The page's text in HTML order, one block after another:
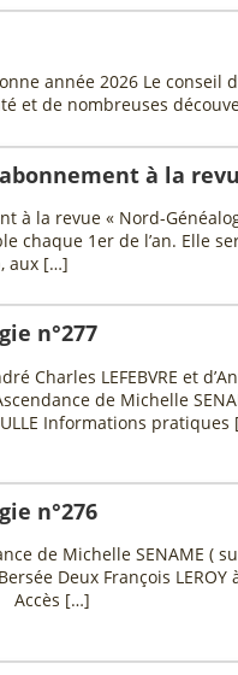
année 2026 Le
et de nombreuses
à la
à la revue « Nord-
chaque 1er de l’an. Elle
aux […]
n°277
Charles LEFEBVRE et
de Michelle
Informations
n°276
de Michelle SENAME (
Deux François
Accès […]